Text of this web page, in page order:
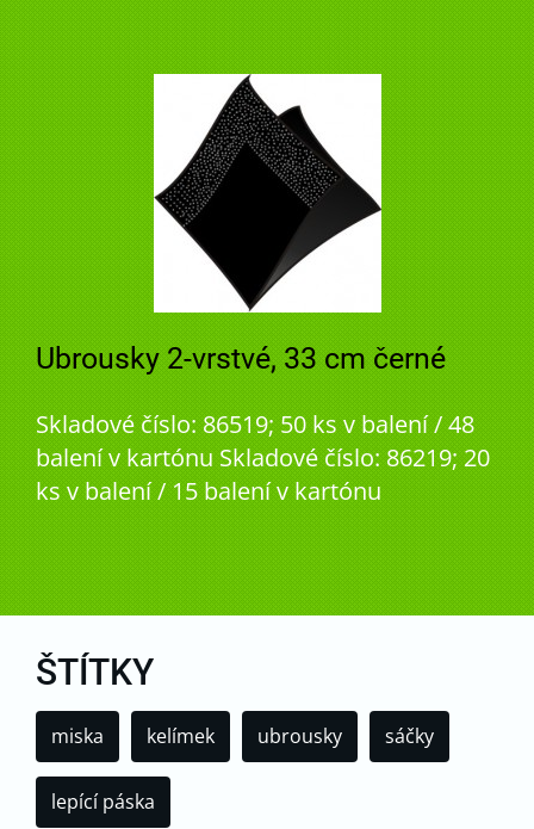
Ubrousky 2-vrstvé, 33 cm černé
Skladové číslo: 86519; 50 ks v balení / 48
balení v kartónu Skladové číslo: 86219; 20
ks v balení / 15 balení v kartónu
ŠTÍTKY
miska kelímek ubrousky sáčky
lepící páska